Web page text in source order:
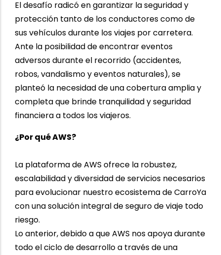
El desafío radicó en garantizar la seguridad y
protección tanto de los conductores como de
sus vehículos durante los viajes por carretera.
Ante la posibilidad de encontrar eventos
adversos durante el recorrido (accidentes,
robos, vandalismo y eventos naturales), se
planteó la necesidad de una cobertura amplia y
completa que brinde tranquilidad y seguridad
financiera a todos los viajeros.
¿Por qué AWS?
La plataforma de AWS ofrece la robustez,
escalabilidad y diversidad de servicios necesarios
para evolucionar nuestro ecosistema de CarroYa
con una solución integral de seguro de viaje todo
riesgo.
Lo anterior, debido a que AWS nos apoya durante
todo el ciclo de desarrollo a través de una